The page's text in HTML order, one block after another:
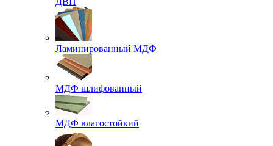
Ламинированный МДФ
МДФ шлифованный
МДФ влагостойкий